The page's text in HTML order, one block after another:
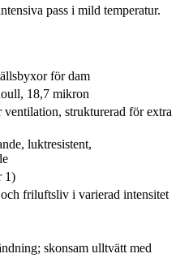
pass i mild temperatur.
för dam
18,7 mikron
strukturerad för extra
luktresistent,
1)
friluftsliv i varierad intensitet
skonsam ulltvätt med